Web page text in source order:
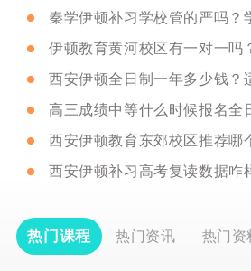
秦学伊顿补习学校管的严吗？
伊顿教育黄河校区有一对一吗
西安伊顿全日制一年多少钱？
西安伊顿教育东郊校区推荐哪
热门课程 热门资讯 热门资